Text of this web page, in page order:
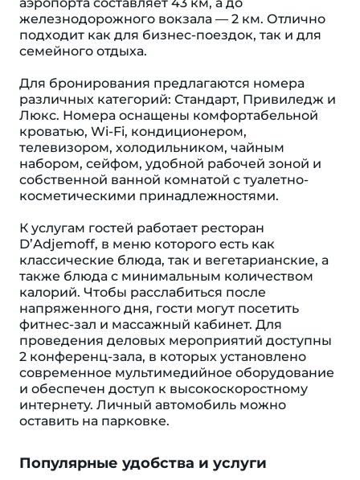
железнодорожного вокзала ― 2 км. Отлично
подходит как для бизнес-поездок, так и для
семейного отдыха.
Для бронирования предлагаются номера
различных категорий: Стандарт, Привиледж и
Люкс. Номера оснащены комфортабельной
кроватью, Wi-Fi, кондиционером,
телевизором, холодильником, чайным
набором, сейфом, удобной рабочей зоной и
собственной ванной комнатой с туалетно-
косметическими принадлежностями.
К услугам гостей работает ресторан
D’Аdjemoff, в меню которого есть как
классические блюда, так и вегетарианские, а
также блюда с минимальным количеством
калорий. Чтобы расслабиться после
напряженного дня, гости могут посетить
фитнес-зал и массажный кабинет. Для
проведения деловых мероприятий доступны
2 конференц-зала, в которых установлено
современное мультимедийное оборудование
и обеспечен доступ к высокоскоростному
интернету. Личный автомобиль можно
оставить на парковке.
Популярные удобства и услуги